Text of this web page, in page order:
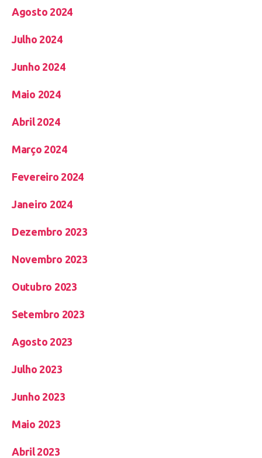
Agosto 2024
Julho 2024
Junho 2024
Maio 2024
Abril 2024
Março 2024
Fevereiro 2024
Janeiro 2024
Dezembro 2023
Novembro 2023
Outubro 2023
Setembro 2023
Agosto 2023
Julho 2023
Junho 2023
Maio 2023
Abril 2023